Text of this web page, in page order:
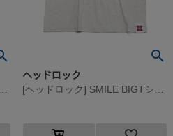
ヘッドロック